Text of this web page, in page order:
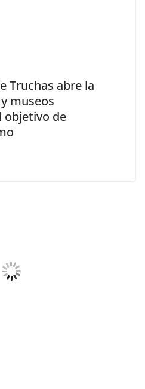
Truchas abre la
museos
objetivo de